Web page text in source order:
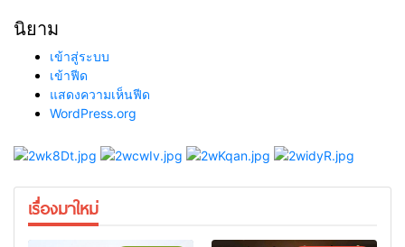
นิยาม
เข้าสู่ระบบ
เข้าฟีด
แสดงความเห็นฟีด
WordPress.org
เรื่องมาใหม่